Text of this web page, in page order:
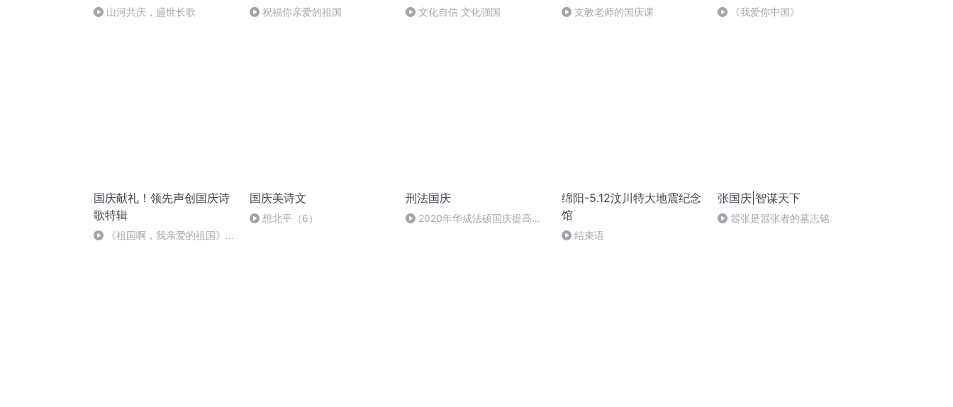
山河共庆，盛世长歌 祝福你亲爱的祖国 文化自信 文化强国 支教老师的国庆课 《我爱你中国》
国庆献礼！领先声创国庆诗
歌特辑
《祖国啊，我亲爱的祖国》温
国庆美诗文
想北平（6）
刑法国庆
2020年华成法硕国庆提高班
绵阳-5.12汶川特大地震纪念
馆
结束语
张国庆|智谋天下
嚣张是嚣张者的墓志铭